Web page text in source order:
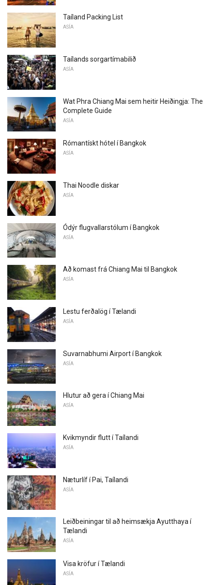
Taíland Packing List
ASÍA
Taílands sorgartímabilið
ASÍA
Wat Phra Chiang Mai sem heitir Heiðingja: The
Complete Guide
ASÍA
Rómantískt hótel í Bangkok
ASÍA
Thai Noodle diskar
ASÍA
Ódýr flugvallarstólum í Bangkok
ASÍA
Að komast frá Chiang Mai til Bangkok
ASÍA
Lestu ferðalög í Tælandi
ASÍA
Suvarnabhumi Airport í Bangkok
ASÍA
Hlutur að gera í Chiang Mai
ASÍA
Kvikmyndir flutt í Taílandi
ASÍA
Næturlíf í Pai, Taílandi
ASÍA
Leiðbeiningar til að heimsækja Ayutthaya í
Tælandi
ASÍA
Visa kröfur í Tælandi
ASÍA